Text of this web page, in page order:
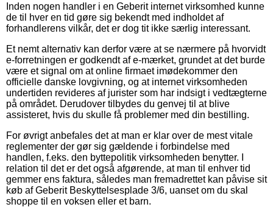
Inden nogen handler i en Geberit internet virksomhed kunne
de til hver en tid gøre sig bekendt med indholdet af
forhandlerens vilkår, det er dog tit ikke særlig interessant.
Et nemt alternativ kan derfor være at se nærmere på hvorvidt
e-forretningen er godkendt af e-mærket, grundet at det burde
være et signal om at online firmaet imødekommer den
officielle danske lovgivning, og at internet virksomheden
undertiden revideres af jurister som har indsigt i vedtægterne
på området. Derudover tilbydes du genvej til at blive
assisteret, hvis du skulle få problemer med din bestilling.
For øvrigt anbefales det at man er klar over de mest vitale
reglementer der gør sig gældende i forbindelse med
handlen, f.eks. den byttepolitik virksomheden benytter. I
relation til det er det også afgørende, at man til enhver tid
gemmer ens faktura, således man fremadrettet kan påvise sit
køb af Geberit Beskyttelsesplade 3/6, uanset om du skal
shoppe til en voksen eller et barn.